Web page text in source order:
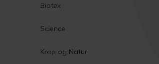
Biotek
Science
Krop og Natur